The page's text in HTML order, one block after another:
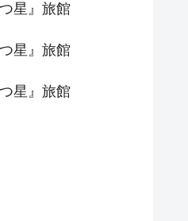
星』旅館
星』旅館
星』旅館